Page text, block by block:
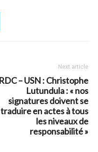
Next article
RDC – USN : Christophe
Lutundula : « nos
signatures doivent se
traduire en actes à tous
les niveaux de
responsabilité »